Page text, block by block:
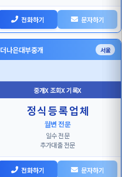
전화하기 문자하기
더나은대부중개 서울
중개X 조회X 기록X
정 식 등 록 업 체
월변 전문
일수 전문
추가대출 전문
전화하기 문자하기